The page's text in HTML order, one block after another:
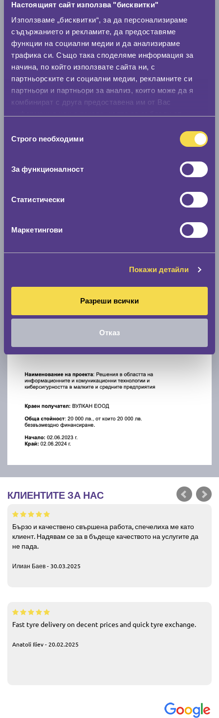
Настоящият сайт използва "бисквитки"
Използваме „бисквитки“, за да персонализираме
съдържанието и рекламите, да предоставяме
функции на социални медии и да анализираме
трафика си. Също така споделяме информация за
начина, по който използвате сайта ни, с
партньорските си социални медии, рекламните си
партньори и партньори за анализ, които може да я
комбинират с друга предоставена им от Вас
наСтрого nеобходими
За функционалност
Статистически
Маркетингови
Покажи детайли
Разреши всички
Отказ
Модел
Покажи гуми
КЛИЕНТИТЕ ЗА НАС
Бързо и качествено свършена работа, спечелиха ме като
клиент. Надявам се за в бъдеще качеството на услугите да
не пада.
Илиан Баев - 30.03.2025
Fast tyre delivery on decent prices and quick tyre exchange.
Anatoli Iliev - 20.02.2025